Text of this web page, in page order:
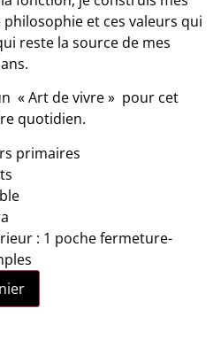
et ces valeurs qui
reste la source de mes
« Art de vivre » pour cet
quotidien.
primaires
: 1 poche fermeture-